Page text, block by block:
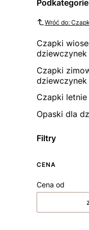
Podkategorie
Wróć do:
Czapki
dziewczynek
Czapki
dziewczynek
Czapki
Opaski dla
Filtry
CENA
Cena od